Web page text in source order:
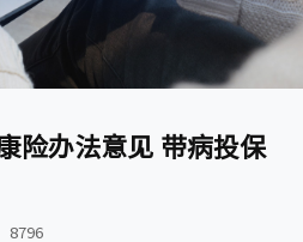
险办法意见 带病投保
8796